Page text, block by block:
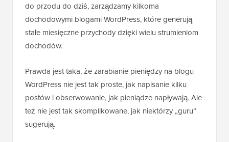
do przodu do dziś, zarządzamy kilkoma
dochodowymi blogami WordPress, które generują
stałe miesięczne przychody dzięki wielu strumieniom
dochodów.
Prawda jest taka, że zarabianie pieniędzy na blogu
WordPress nie jest tak proste, jak napisanie kilku
postów i obserwowanie, jak pieniądze napływają. Ale
też nie jest tak skomplikowane, jak niektórzy „guru”
sugerują.